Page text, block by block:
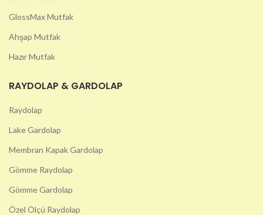
GlossMax Mutfak
Ahşap Mutfak
Hazır Mutfak
RAYDOLAP & GARDOLAP
Raydolap
Lake Gardolap
Membran Kapak Gardolap
Gömme Raydolap
Gömme Gardolap
Özel Ölçü Raydolap